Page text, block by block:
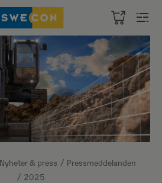
Nyheter & press
Pressmeddelanden
2025